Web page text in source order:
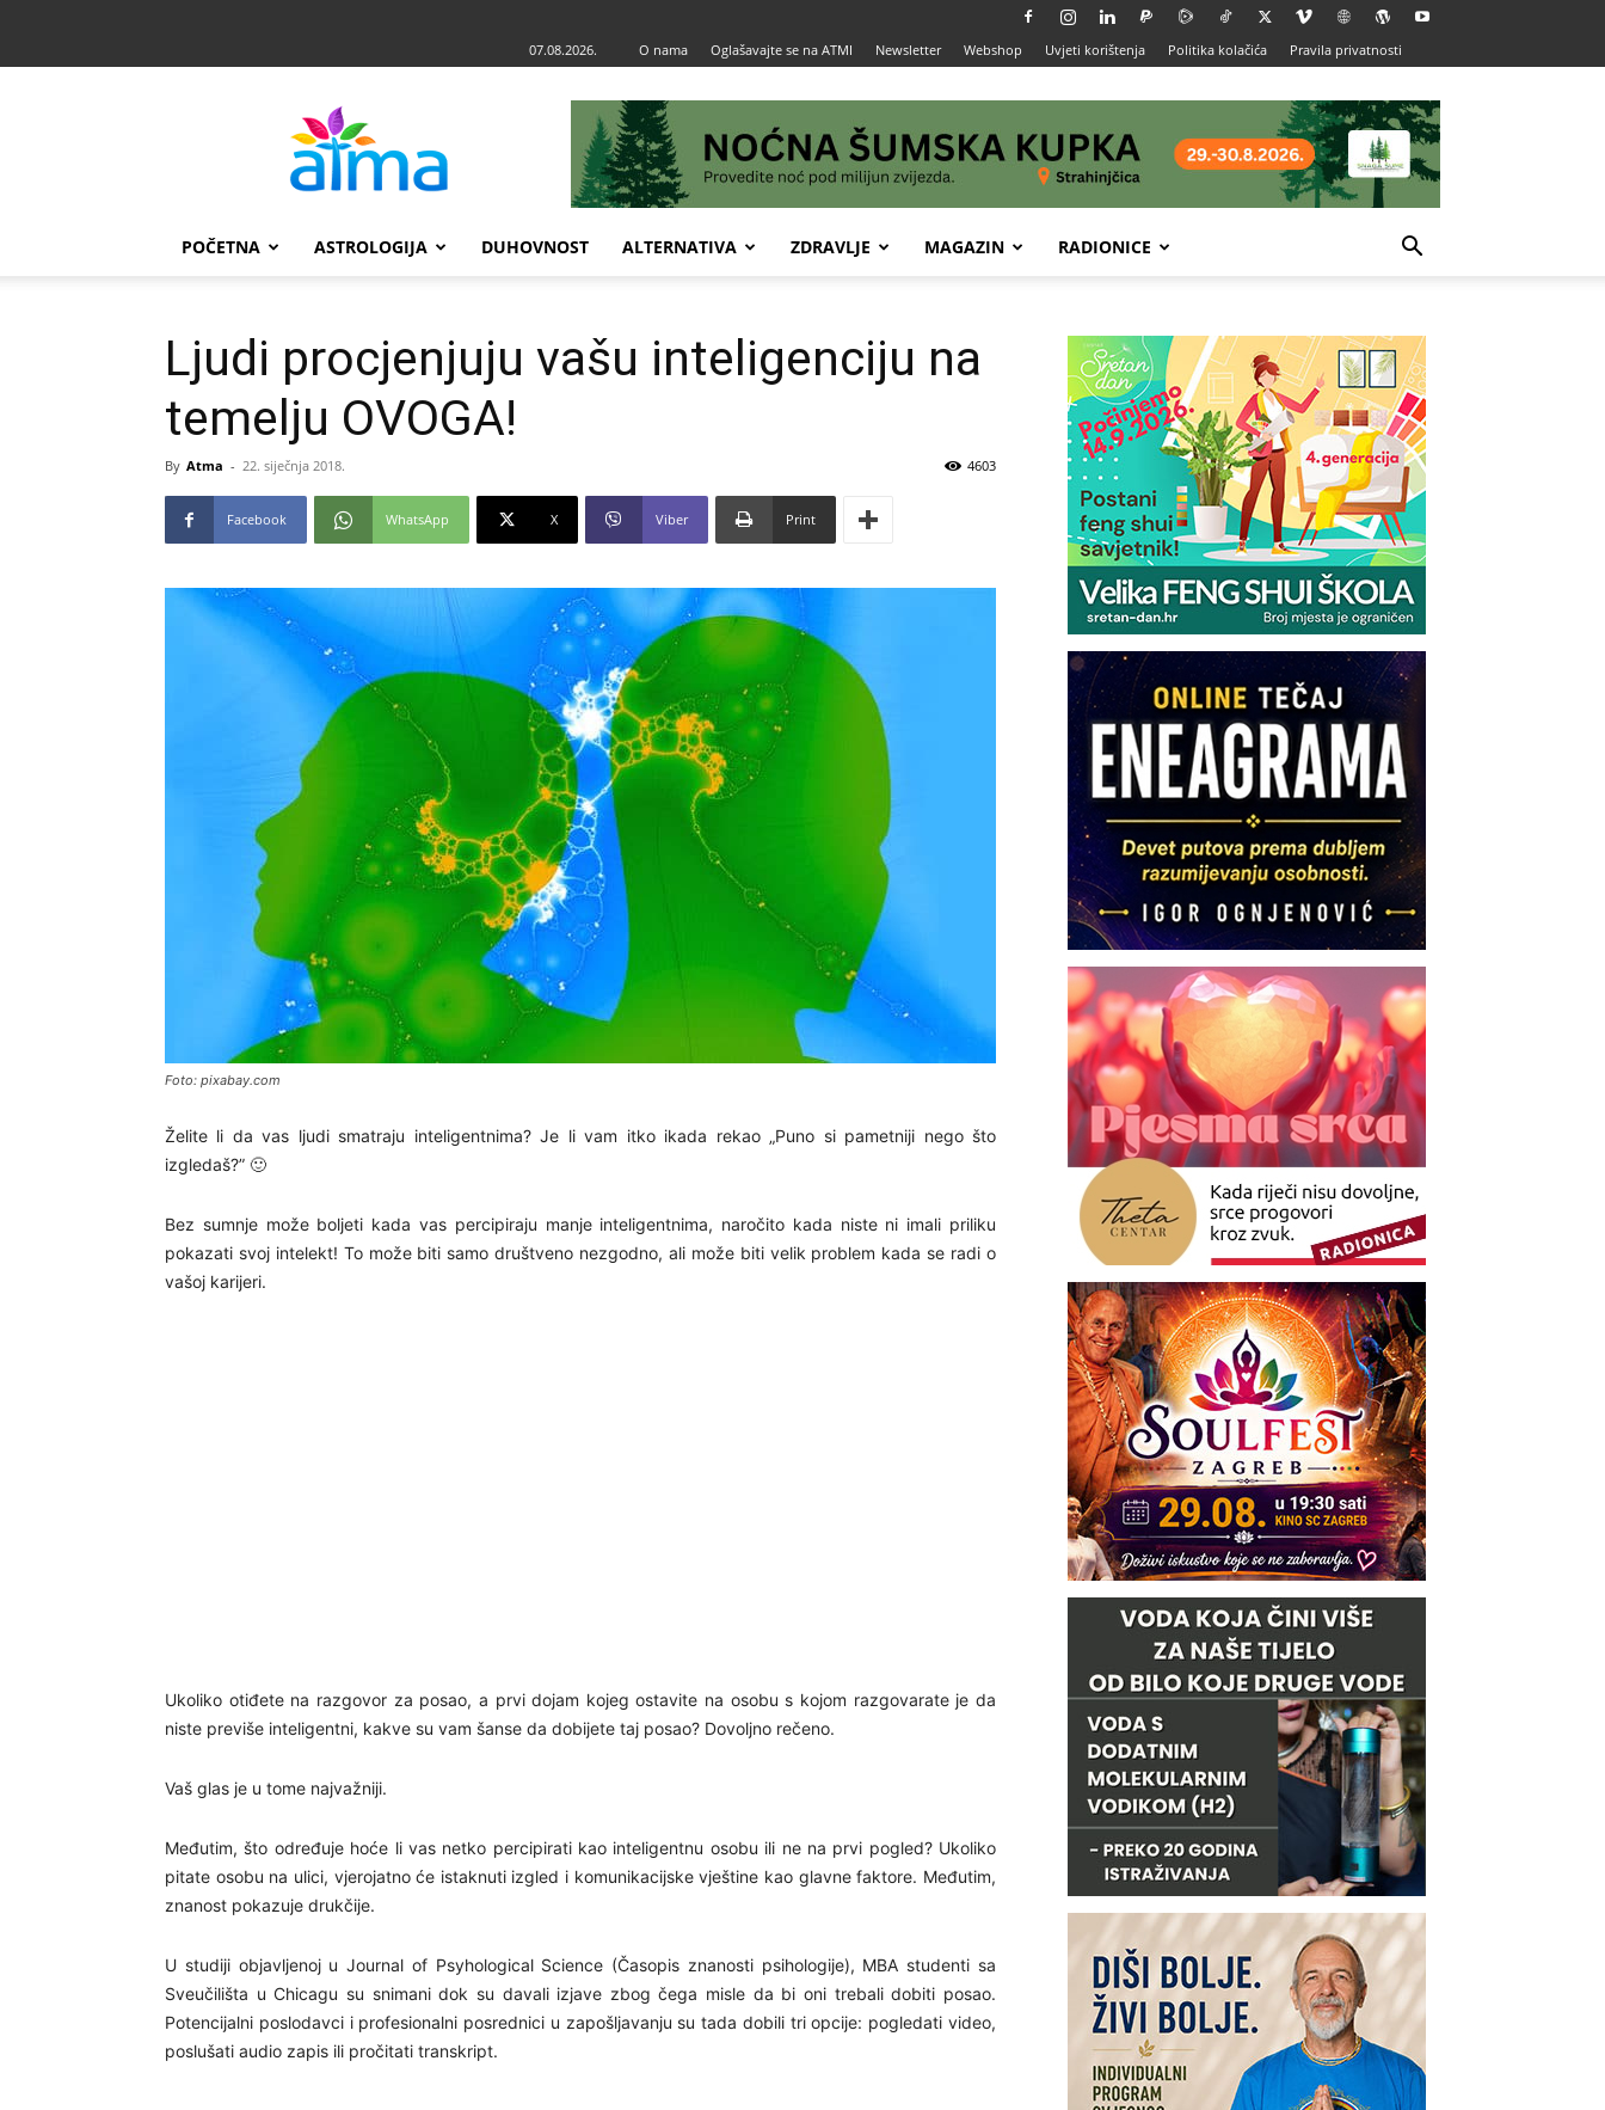
07.08.2026. O nama Oglašavajte se na ATMI Newsletter Webshop Uvjeti korištenja Politika kolačića Pravila privatnosti
POČETNA ASTROLOGIJA DUHOVNOST ALTERNATIVA ZDRAVLJE MAGAZIN RADIONICE
Ljudi procjenjuju vašu inteligenciju na
temelju OVOGA!
By Atma - 22. siječnja 2018. 4603
Facebook WhatsApp X Viber Print
Foto: pixabay.com
Želite li da vas ljudi smatraju inteligentnima? Je li vam itko ikada rekao „Puno si pametniji nego što
izgledaš?” 🙂
Bez sumnje može boljeti kada vas percipiraju manje inteligentnima, naročito kada niste ni imali priliku
pokazati svoj intelekt! To može biti samo društveno nezgodno, ali može biti velik problem kada se radi o
vašoj karijeri.
Ukoliko otiđete na razgovor za posao, a prvi dojam kojeg ostavite na osobu s kojom razgovarate je da
niste previše inteligentni, kakve su vam šanse da dobijete taj posao? Dovoljno rečeno.
Vaš glas je u tome najvažniji.
Međutim, što određuje hoće li vas netko percipirati kao inteligentnu osobu ili ne na prvi pogled? Ukoliko
pitate osobu na ulici, vjerojatno će istaknuti izgled i komunikacijske vještine kao glavne faktore. Međutim,
znanost pokazuje drukčije.
U studiji objavljenoj u Journal of Psyhological Science (Časopis znanosti psihologije), MBA studenti sa
Sveučilišta u Chicagu su snimani dok su davali izjave zbog čega misle da bi oni trebali dobiti posao.
Potencijalni poslodavci i profesionalni posrednici u zapošljavanju su tada dobili tri opcije: pogledati video,
poslušati audio zapis ili pročitati transkript.